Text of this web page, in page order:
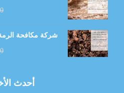
شركة مكافحة الرمة في
أحدث